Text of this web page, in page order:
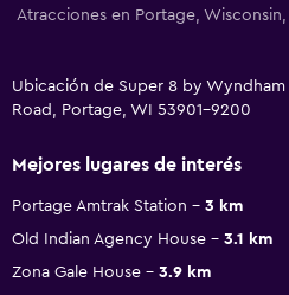
Atracciones en Portage,
Ubicación de Super 8 by
Road, Portage, WI 53901-9200
Mejores lugares de interés
Portage Amtrak Station
3 km
Old Indian Agency House
3.1 km
Zona Gale House
3.9 km